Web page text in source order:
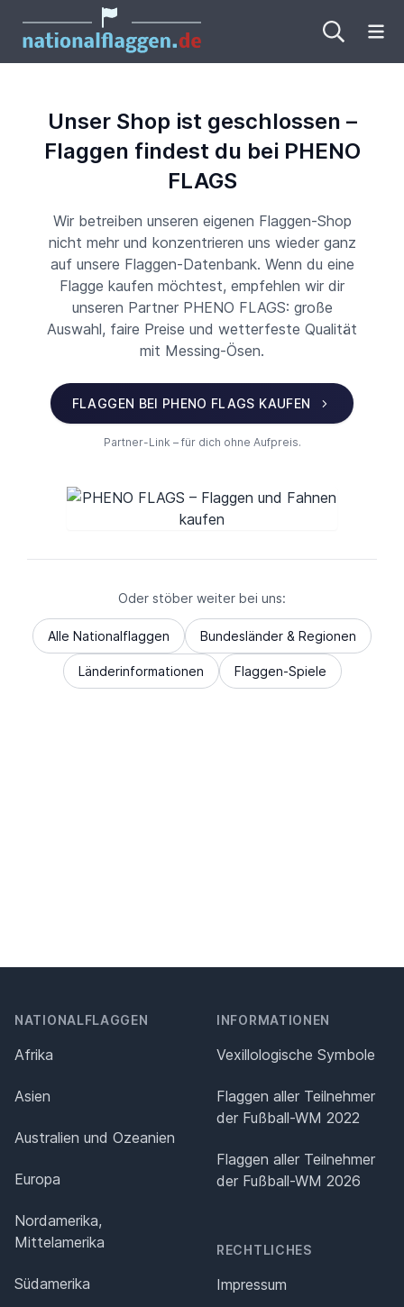
Unser Shop ist geschlossen –
Flaggen findest du bei PHENO
FLAGS
Wir betreiben unseren eigenen Flaggen-Shop
nicht mehr und konzentrieren uns wieder ganz
auf unsere Flaggen-Datenbank. Wenn du eine
Flagge kaufen möchtest, empfehlen wir dir
unseren Partner PHENO FLAGS: große
Auswahl, faire Preise und wetterfeste Qualität
mit Messing-Ösen.
FLAGGEN BEI PHENO FLAGS KAUFEN
Partner-Link – für dich ohne Aufpreis.
Oder stöber weiter bei uns:
Alle Nationalflaggen Bundesländer & Regionen
Länderinformationen Flaggen-Spiele
NATIONALFLAGGEN
Afrika
Asien
Australien und Ozeanien
Europa
Nordamerika,
Mittelamerika
Südamerika
INFORMATIONEN
Vexillologische Symbole
Flaggen aller Teilnehmer
der Fußball-WM 2022
Flaggen aller Teilnehmer
der Fußball-WM 2026
RECHTLICHES
Impressum